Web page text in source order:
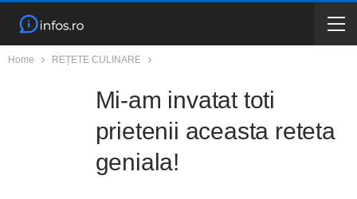
Home REȚETE CULINARE
Mi-am invatat toti
prietenii aceasta reteta
geniala!